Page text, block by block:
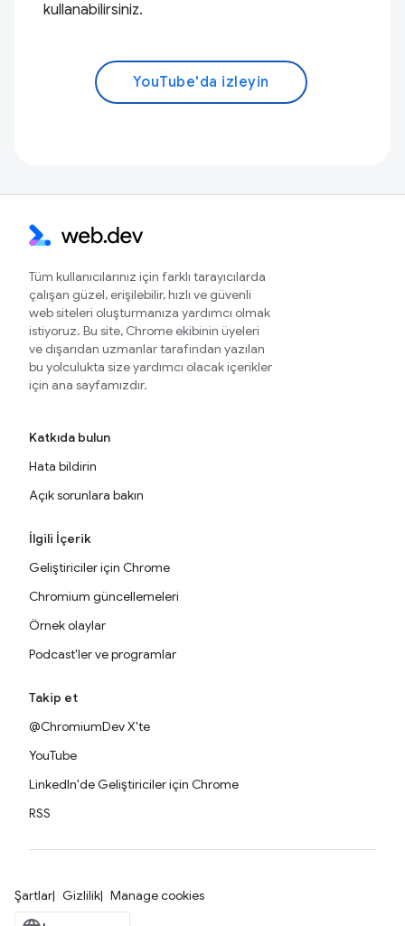
kullanabilirsiniz.
YouTube'da izleyin
Tüm kullanıcılarınız için farklı tarayıcılarda
çalışan güzel, erişilebilir, hızlı ve güvenli
web siteleri oluşturmanıza yardımcı olmak
istiyoruz. Bu site, Chrome ekibinin üyeleri
ve dışarıdan uzmanlar tarafından yazılan
bu yolculukta size yardımcı olacak içerikler
için ana sayfamızdır.
Katkıda bulun
Hata bildirin
Açık sorunlara bakın
İlgili İçerik
Geliştiriciler için Chrome
Chromium güncellemeleri
Örnek olaylar
Podcast'ler ve programlar
Takip et
@ChromiumDev X'te
YouTube
LinkedIn'de Geliştiriciler için Chrome
RSS
Şartlar Gizlilik Manage cookies